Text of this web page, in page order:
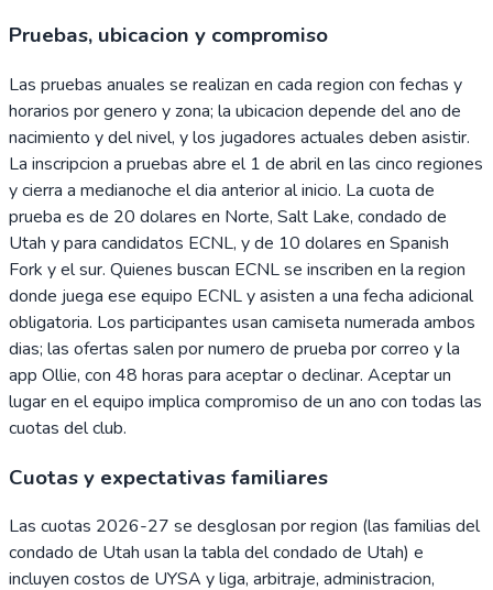
Pruebas, ubicacion y compromiso
Las pruebas anuales se realizan en cada region con fechas y
horarios por genero y zona; la ubicacion depende del ano de
nacimiento y del nivel, y los jugadores actuales deben asistir.
La inscripcion a pruebas abre el 1 de abril en las cinco regiones
y cierra a medianoche el dia anterior al inicio. La cuota de
prueba es de 20 dolares en Norte, Salt Lake, condado de
Utah y para candidatos ECNL, y de 10 dolares en Spanish
Fork y el sur. Quienes buscan ECNL se inscriben en la region
donde juega ese equipo ECNL y asisten a una fecha adicional
obligatoria. Los participantes usan camiseta numerada ambos
dias; las ofertas salen por numero de prueba por correo y la
app Ollie, con 48 horas para aceptar o declinar. Aceptar un
lugar en el equipo implica compromiso de un ano con todas las
cuotas del club.
Cuotas y expectativas familiares
Las cuotas 2026-27 se desglosan por region (las familias del
condado de Utah usan la tabla del condado de Utah) e
incluyen costos de UYSA y liga, arbitraje, administracion,